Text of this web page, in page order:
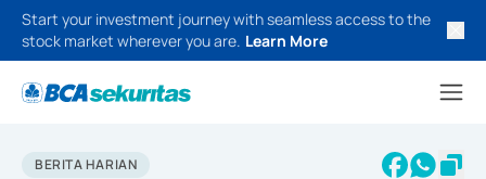
Start your investment journey with seamless access to the
stock market wherever you are. Learn More
BERITA HARIAN